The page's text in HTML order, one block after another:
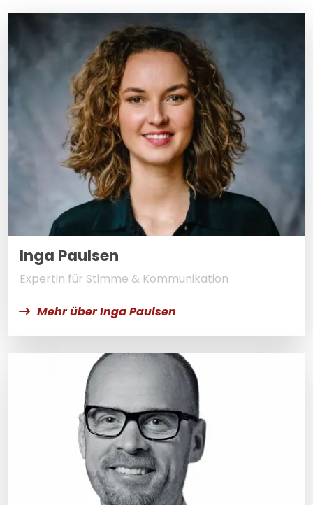
Inga Paulsen
Expertin für Stimme & Kommunikation
Mehr über Inga Paulsen